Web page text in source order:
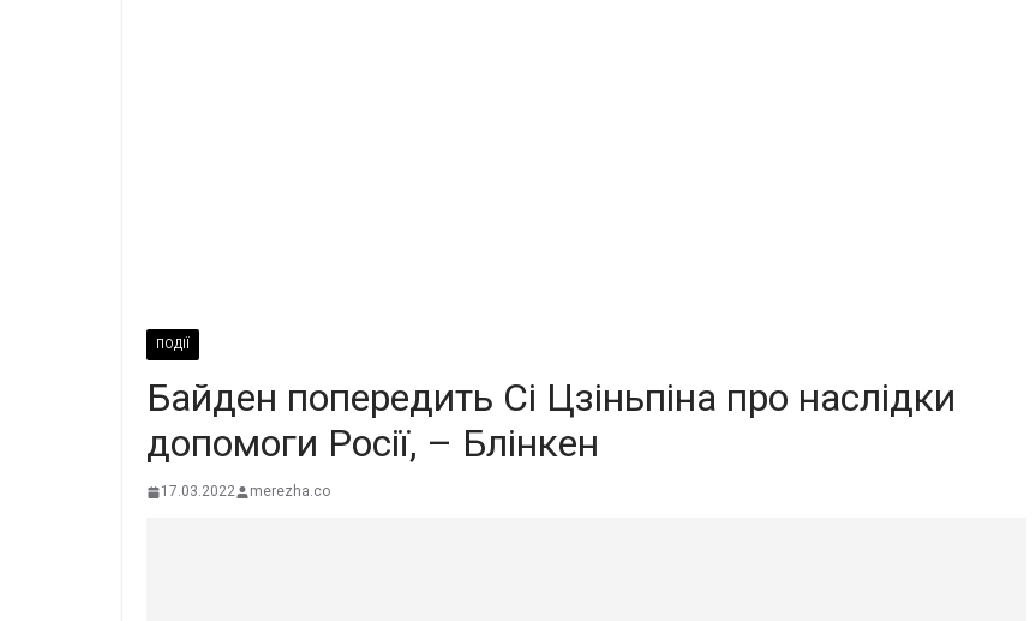
ПОДІЇ
Байден попередить Сі Цзіньпіна про наслідки
допомоги Росії, – Блінкен
17.03.2022 merezha.co